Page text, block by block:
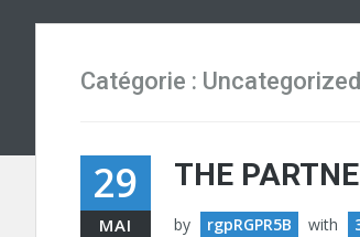
Catégorie : Uncategorized
29
MAI
THE
by rgpRGPR5B with